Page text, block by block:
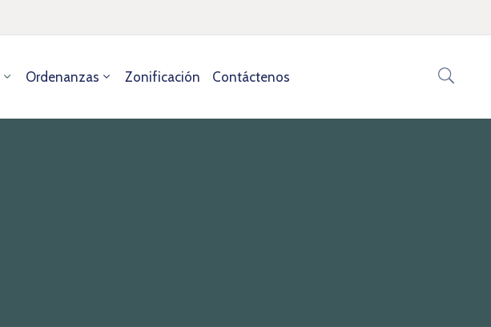
Ordenanzas Zonificación Contáctenos